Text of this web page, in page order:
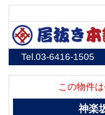
Tel.03-6416-1505
この物件
神楽